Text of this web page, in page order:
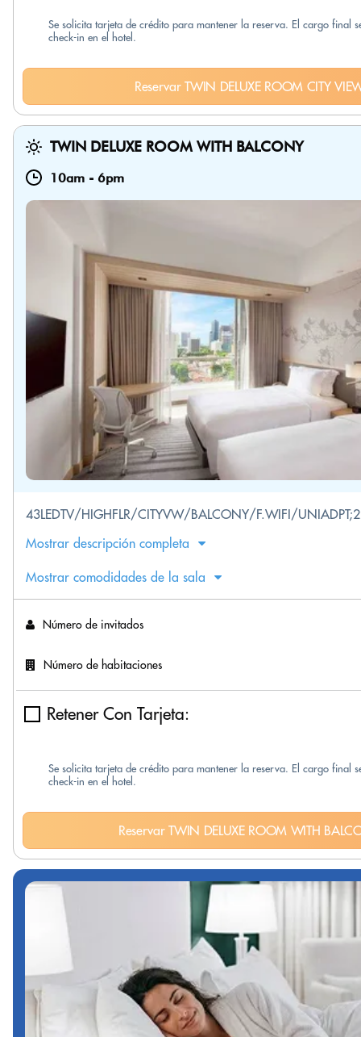
Se solicita tarjeta de crédito para mantener la reserva. El cargo final
check-in en el hotel.
Reservar TWIN DELUXE ROOM CITY
TWIN DELUXE ROOM WITH BALCONY
10am - 6pm
43LEDTV/HIGHFLR/CITYVW/BALCONY/F.WIFI/
Mostrar descripción completa
Mostrar comodidades de la sala
Número de invitados
Número de habitaciones
Retener Con Tarjeta:
Se solicita tarjeta de crédito para mantener la reserva. El cargo final
check-in en el hotel.
Reservar TWIN DELUXE ROOM WITH